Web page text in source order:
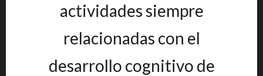
actividades siempre
relacionadas con el
desarrollo cognitivo de